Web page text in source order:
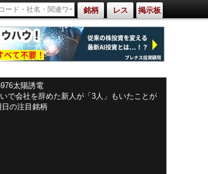
銘柄 レス 掲示板
太陽誘電
で会社を辞めた新人が「3人」もいたことが
の注目銘柄